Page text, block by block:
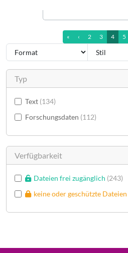
«erste Seite
‹vorherige Seite
2 3 4 5
Typ
Text 134
Forschungsdaten 112
Verfügbarkeit
Dateien frei zugänglich 243
keine oder geschützte Dateien